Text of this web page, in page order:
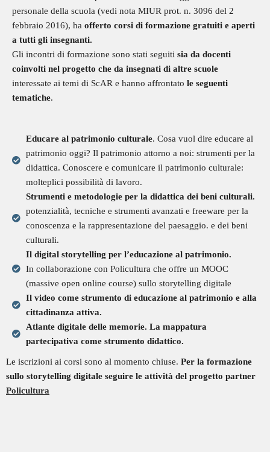
personale della scuola (vedi nota MIUR prot. n. 3096 del 2
febbraio 2016), ha offerto corsi di formazione gratuiti e aperti
a tutti gli insegnanti.
Gli incontri di formazione sono stati seguiti sia da docenti
coinvolti nel progetto che da insegnati di altre scuole
interessate ai temi di ScAR e hanno affrontato le seguenti
tematiche.
Educare al patrimonio culturale. Cosa vuol dire educare al
patrimonio oggi? Il patrimonio attorno a noi: strumenti per la
didattica. Conoscere e comunicare il patrimonio culturale:
molteplici possibilità di lavoro.
Strumenti e metodologie per la didattica dei beni culturali.
potenzialità, tecniche e strumenti avanzati e freeware per la
conoscenza e la rappresentazione del paesaggio. e dei beni
culturali.
Il digital storytelling per l’educazione al patrimonio.
In collaborazione con Policultura che offre un MOOC
(massive open online course) sullo storytelling digitale
Il video come strumento di educazione al patrimonio e alla
cittadinanza attiva.
Atlante digitale delle memorie. La mappatura
partecipativa come strumento didattico.
Le iscrizioni ai corsi sono al momento chiuse. Per la formazione
sullo storytelling digitale seguire le attività del progetto partner
Policultura